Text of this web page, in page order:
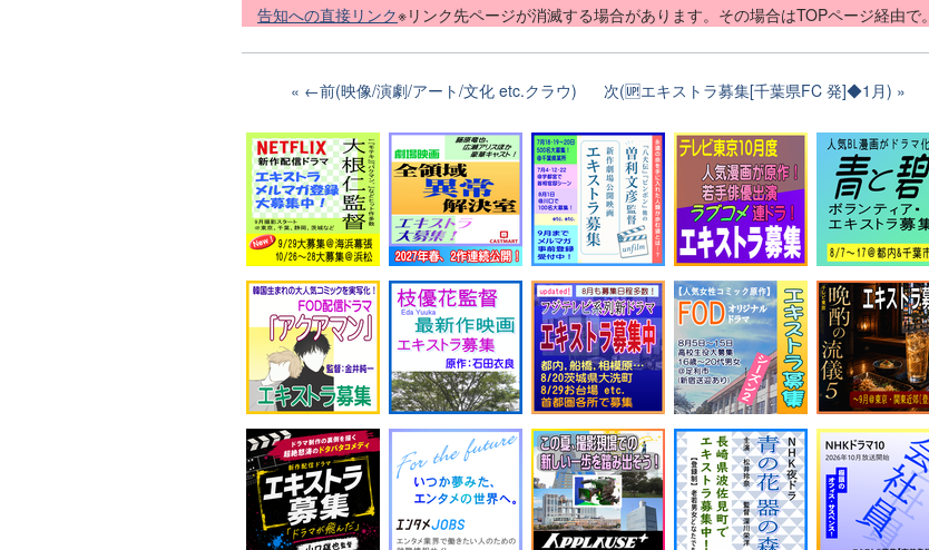
告知への直接リンク※リンク先ページが消滅する場合があります。その場合はTOPページ経由で。
←前(映像/演劇/アート/文化 etc.クラウ) 次(🆙エキストラ募集[千葉県FC 発]◆1月)